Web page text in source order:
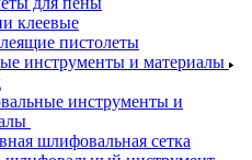
клеевые
пистолеты
инструменты и материалы
инструменты и
шлифовальная сетка